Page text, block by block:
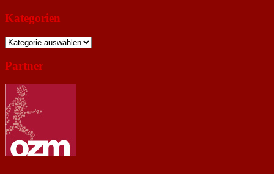
Kategorien
Kategorien
Partner